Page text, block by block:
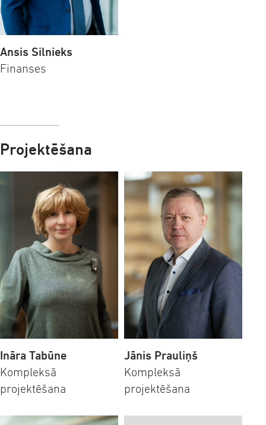
Ansis Silnieks
Finanses
Projektēšana
Ināra Tabūne
Kompleksā
projektēšana
Jānis Prauliņš
Kompleksā
projektēšana